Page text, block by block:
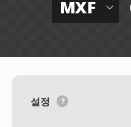
MXF
설정